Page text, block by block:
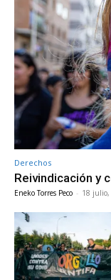
Derechos
Reivindicación y
Eneko Torres Peco - 18 julio,